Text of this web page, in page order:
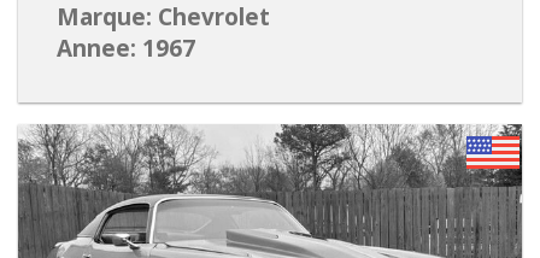
Marque: Chevrolet
Annee: 1967